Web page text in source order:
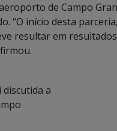
de Campo
“O início desta
resultar em
a